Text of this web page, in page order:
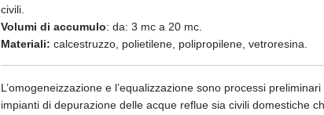
civili.
Volumi di accumulo: da: 3 mc a 20 mc.
Materiali: calcestruzzo, polietilene, polipropilene, vetroresina.
L’omogeneizzazione e l’equalizzazione sono processi
impianti di depurazione delle acque reflue sia civili domestiche